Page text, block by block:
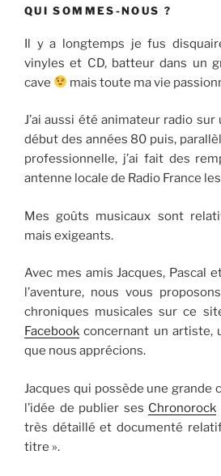
QUI SOMMES-NOUS ?
Il y a longtemps je fus
vinyles et CD, batteur dans un
cave
mais toute ma vie
J’ai aussi été animateur radio sur
début des années 80 puis,
professionnelle, j’ai fait des
antenne locale de Radio France
Mes goûts musicaux sont
mais exigeants.
Avec mes amis Jacques, Pascal
l’aventure, nous vous
chroniques musicales sur ce
Facebook concernant un artiste,
que nous apprécions.
Jacques qui possède une grande
l’idée de publier ses Chronorock
très détaillé et documenté
titre ».